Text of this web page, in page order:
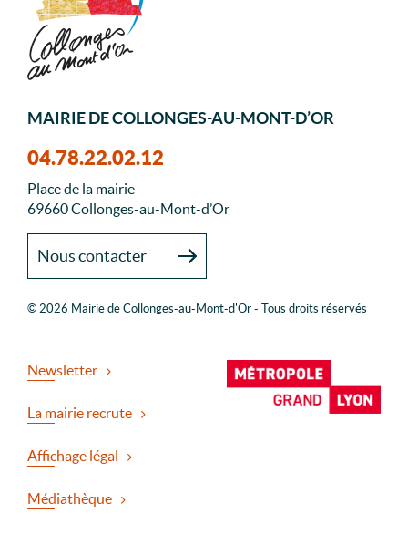
MAIRIE DE COLLONGES-AU-MONT-D’OR
04.78.22.02.12
Place de la mairie
69660 Collonges-au-Mont-d’Or
Nous contacter
© 2026 Mairie de Collonges-au-Mont-d'Or - Tous droits réservés
Newsletter
La mairie recrute
Affichage légal
Médiathèque